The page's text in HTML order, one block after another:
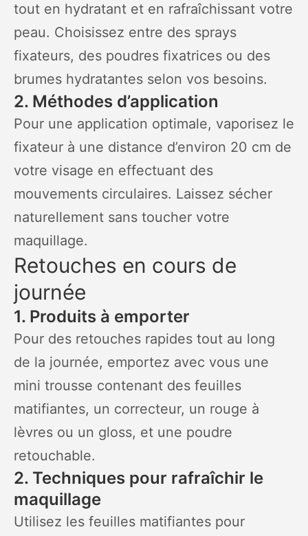
tout en hydratant et en rafraîchissant votre
peau. Choisissez entre des sprays
fixateurs, des poudres fixatrices ou des
brumes hydratantes selon vos besoins.
2. Méthodes d’application
Pour une application optimale, vaporisez le
fixateur à une distance d’environ 20 cm de
votre visage en effectuant des
mouvements circulaires. Laissez sécher
naturellement sans toucher votre
maquillage.
Retouches en cours de
journée
1. Produits à emporter
Pour des retouches rapides tout au long
de la journée, emportez avec vous une
mini trousse contenant des feuilles
matifiantes, un correcteur, un rouge à
lèvres ou un gloss, et une poudre
retouchable.
2. Techniques pour rafraîchir le
maquillage
Utilisez les feuilles matifiantes pour